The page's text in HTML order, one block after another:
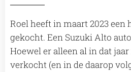
Roel heeft in maart 2023 een
gekocht. Een Suzuki Alto
Hoewel er alleen al in dat
verkocht (en in de daarop